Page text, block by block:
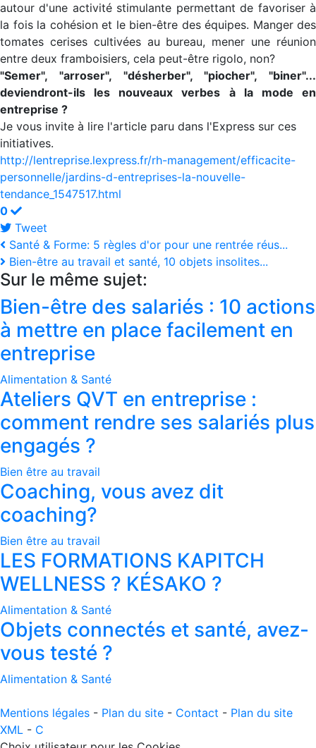
autour d'une activité stimulante permettant de favoriser à
la fois la cohésion et le bien-être des équipes. Manger des
tomates cerises cultivées au bureau, mener une réunion
entre deux framboisiers, cela peut-être rigolo, non?
"Semer", "arroser", "désherber", "piocher", "biner"...
deviendront-ils les nouveaux verbes à la mode en
entreprise ?
Je vous invite à lire l'article paru dans l'Express sur ces
initiatives.
http://lentreprise.lexpress.fr/rh-management/efficacite-
personnelle/jardins-d-entreprises-la-nouvelle-
tendance_1547517.html
0
Tweet
pinterest
Santé & Forme: 5 règles d'or pour une rentrée réus...
Bien-être au travail et santé, 10 objets insolites...
Sur le même sujet:
Bien-être des salariés : 10 actions
à mettre en place facilement en
entreprise
Alimentation & Santé
Ateliers QVT en entreprise :
comment rendre ses salariés plus
engagés ?
Bien être au travail
Coaching, vous avez dit
coaching?
Bien être au travail
LES FORMATIONS KAPITCH
WELLNESS ? KÉSAKO ?
Alimentation & Santé
Objets connectés et santé, avez-
vous testé ?
Alimentation & Santé
Mentions légales - Plan du site - Contact - Plan du site
XML - C